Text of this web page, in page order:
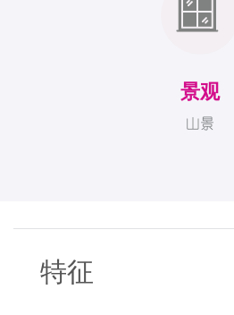
景观
山景
特征